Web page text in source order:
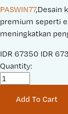
PASWIN77,Desain
premium seperti
meningkatkan
S
a
IDR 67350 O
IDR
Quantity:
Add To Cart